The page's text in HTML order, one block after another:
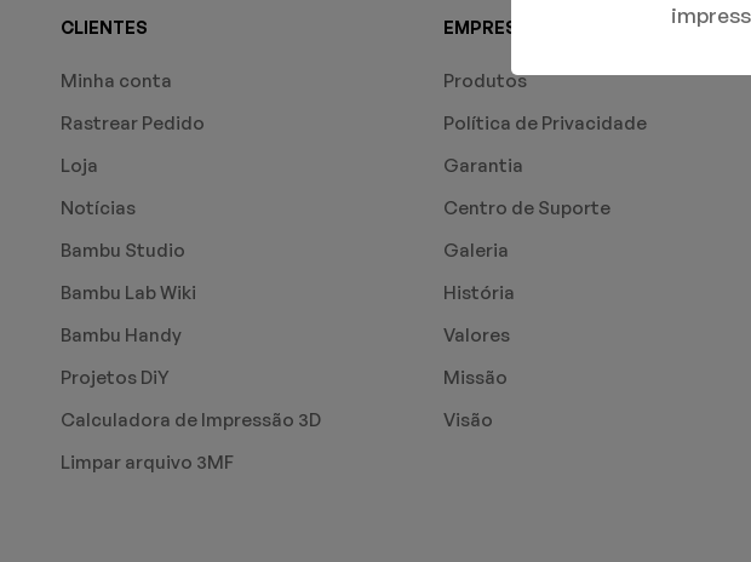
CLIENTES
Minha conta
Rastrear Pedido
Loja
Notícias
Bambu Studio
Bambu Lab Wiki
Bambu Handy
Projetos DiY
Calculadora de Impressão 3D
Limpar arquivo 3MF
EMPRESA
Produtos
Política de Privacidade
Garantia
Centro de Suporte
Galeria
História
Valores
Missão
Visão